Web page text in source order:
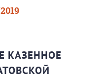
КАЗЕННОЕ